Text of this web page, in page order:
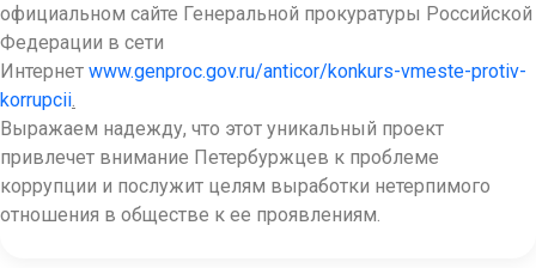
официальном сайте Генеральной прокуратуры Российской
Федерации в сети
Интернет www.genproc.gov.ru/anticor/konkurs-vmeste-protiv-
korrupcii.
Выражаем надежду, что этот уникальный проект
привлечет внимание Петербуржцев к проблеме
коррупции и послужит целям выработки нетерпимого
отношения в обществе к ее проявлениям.